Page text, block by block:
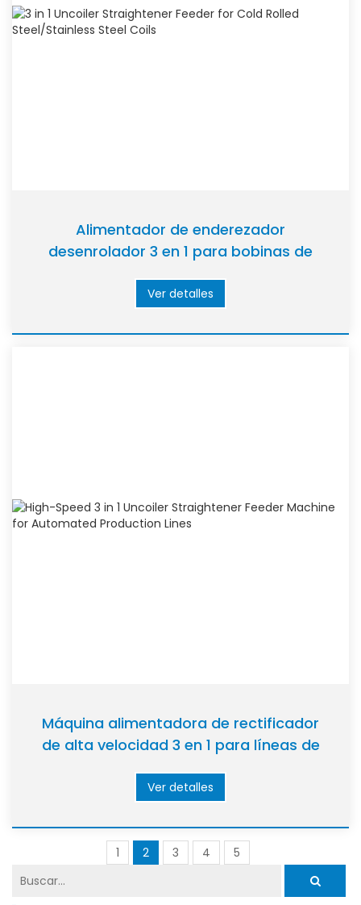
Alimentador de enderezador
desenrolador 3 en 1 para bobinas de
Ver detalles
Máquina alimentadora de rectificador
de alta velocidad 3 en 1 para líneas de
Ver detalles
1 2 3 4 5